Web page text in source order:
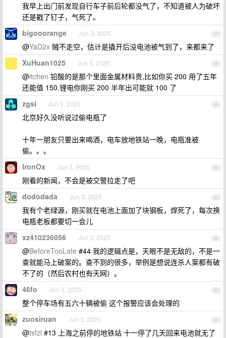
我早上出门前发现自行车子前后轮都没气了，不知道被人为破坏
还是戳了钉子，气死了。
57
bigooorange Jun 3, 2025
@YaD2x 贼不走空，估计是撬开后没电池被气到了，来都来了
58
XuHuan1025 Jun 3, 2025
@itchen 铅酸的是那个里面金属材料贵,比如你买 200 用了五年
还能值 150.锂电你刚买 200 半年出可能就 100 了
59
zgsi Jun 3, 2025
北京好久没听说过偷电瓶了
十年一朋友只要出来喝酒，电车放地铁站一晚，电瓶准被
偷。。。
60
IronOx Jun 3, 2025
刚看的新闻，不会是被交警拉走了吧
61
dododada Jun 3, 2025
我有个老绿源，刚买就在电池上面加了块钢板，焊死了，每次换
电瓶老板都要切一会儿
62
xz410236056 Jun 3, 2025
@BeforeTooLate #44 我的逻辑点是，天眼不是无敌的，不是一
查就能马上破案的。查不到的很多，举例是想说连杀人案都有破
不了的（然后农村也有天网）。
63
46fo Jun 3, 2025
整个停车场有五六十辆被偷 这个报警应该会处理的
64
zuosiruan Jun 3, 2025
@tsfzl #13 上海之前停的地铁站 十一停了几天回来电池就无了